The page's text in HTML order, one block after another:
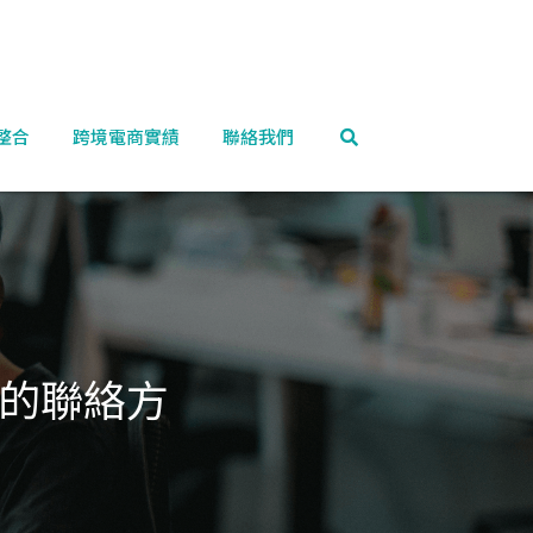
合 跨境電商實績 聯絡我們
聯絡方